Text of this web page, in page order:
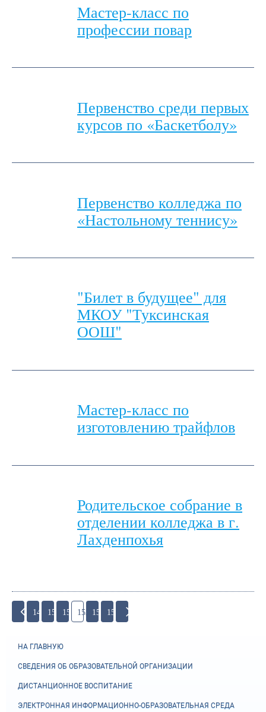
Мастер-класс по
профессии повар
Первенство среди первых
курсов по «Баскетболу»
Первенство колледжа по
«Настольному теннису»
"Билет в будущее" для
МКОУ "Туксинская
ООШ"
Мастер-класс по
изготовлению трайфлов
Родительское собрание в
отделении колледжа в г.
Лахденпохья
149 150 151 152 153 154
НА ГЛАВНУЮ
СВЕДЕНИЯ ОБ ОБРАЗОВАТЕЛЬНОЙ ОРГАНИЗАЦИИ
ДИСТАНЦИОННОЕ ВОСПИТАНИЕ
ЭЛЕКТРОННАЯ ИНФОРМАЦИОННО-ОБРАЗОВАТЕЛЬНАЯ СРЕДА